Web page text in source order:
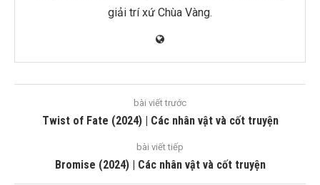
giải trí xứ Chùa Vàng.
bài viết trước
Twist of Fate (2024) | Các nhân vật và cốt truyện
bài viết tiếp
Bromise (2024) | Các nhân vật và cốt truyện